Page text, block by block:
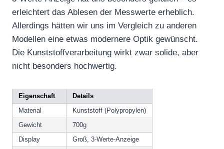
erleichtert das Ablesen der Messwerte erheblich.
Allerdings hätten wir uns im Vergleich zu anderen
Modellen eine etwas modernere Optik gewünscht.
Die Kunststoffverarbeitung wirkt zwar solide, aber
nicht besonders hochwertig.
Eigenschaft
Details
Material
Kunststoff (Polypropylen)
Gewicht
700g
Display
Groß, 3-Werte-Anzeige